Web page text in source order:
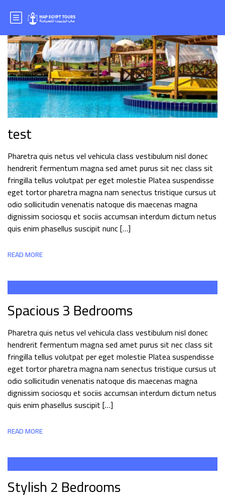
test
Pharetra quis netus vel vehicula class vestibulum nisl donec
hendrerit fermentum magna sed amet purus sit nec class sit
fringilla tellus volutpat per eget molestie Platea suspendisse
eget tortor pharetra magna nam senectus tristique cursus ut
odio sollicitudin venenatis natoque dis maecenas magna
dignissim sociosqu et sociis accumsan interdum dictum netus
quis enim phasellus suscipit nunc […]
READ MORE
Spacious 3 Bedrooms
Pharetra quis netus vel vehicula class vestibulum nisl donec
hendrerit fermentum magna sed amet purus sit nec class sit
fringilla tellus volutpat per eget molestie Platea suspendisse
eget tortor pharetra magna nam senectus tristique cursus ut
odio sollicitudin venenatis natoque dis maecenas magna
dignissim sociosqu et sociis accumsan interdum dictum netus
quis enim phasellus suscipit […]
READ MORE
Stylish 2 Bedrooms